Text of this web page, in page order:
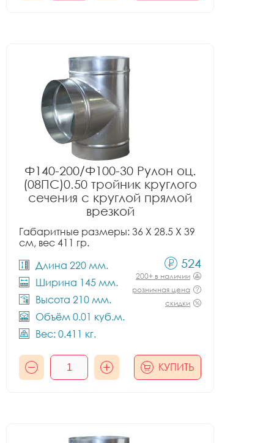
Ф140-200/Ф100-30 Рулон оц.
(08ПС)0.50 тройник круглого
сечения с круглой прямой
врезкой
Габаритные размеры: 36 X 28.5 X 39
см, вес 411 гр.
Длина 220 мм.
Ширина 145 мм.
Высота 210 мм.
Объём 0.01 куб.м.
Вес: 0.411 кг.
524
200+ в наличии
розничная цена
скидки
КУПИТЬ